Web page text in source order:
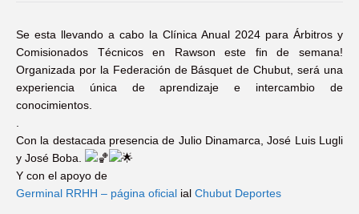
Se esta llevando a cabo la Clínica Anual 2024 para Árbitros y
Comisionados Técnicos en Rawson este fin de semana!
Organizada por la Federación de Básquet de Chubut, será una
experiencia única de aprendizaje e intercambio de
conocimientos.
Con la destacada presencia de Julio Dinamarca, José Luis Lugli
y José Boba.
Y con el apoyo de
Germinal RRHH – página oficial ial Chubut Deportes